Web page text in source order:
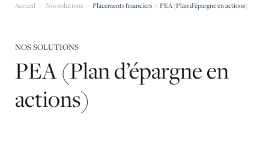
Accueil Nos solutions Placements financiers > PEA (Plan d'épargne en actions)
NOS SOLUTIONS
PEA(Pland’épargneen
actions)